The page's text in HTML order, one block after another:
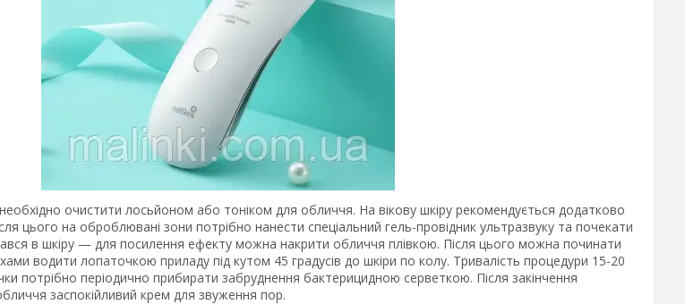
очистити лосьйоном або тоніком для обличчя. На вікову шкіру рекомендується додатково
цього на оброблювані зони потрібно нанести спеціальний гель-провідник ультразвуку та почекати
в шкіру — для посилення ефекту можна накрити обличчя плівкою. Після цього можна починати
водити лопаточкою приладу під кутом 45 градусів до шкіри по колу. Тривалість процедури 15-20
потрібно періодично прибирати забруднення бактерицидною серветкою. Після закінчення
заспокійливий крем для звуження пор.